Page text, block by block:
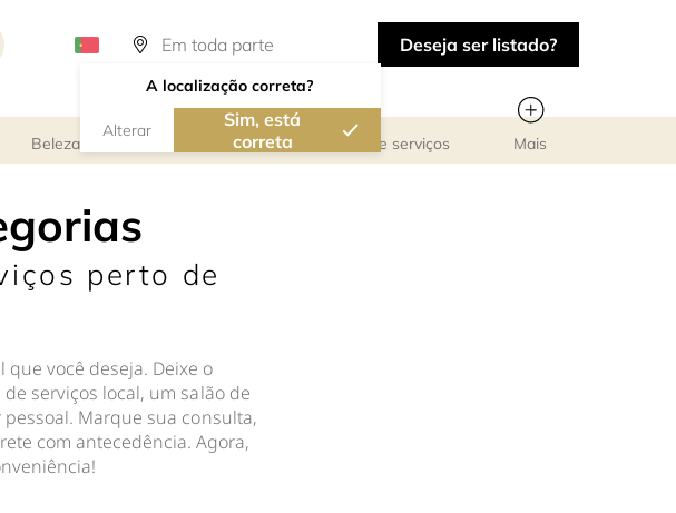
A localização correta?
Alterar
Sim, está
correta
Deseja ser listado?
Beleza e bem-estar Reuniões de pessoal e serviços Mais
perto de
você deseja. Deixe o
serviços local, um salão de
Marque sua consulta,
com antecedência. Agora,